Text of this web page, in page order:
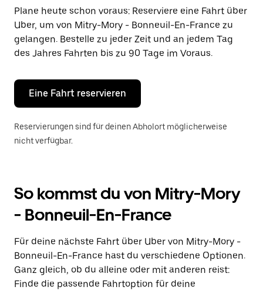
ein
Datum
auszuwählen.
Drücke
die
Escape-
um
den
Kalender
schließen.
Plane heute schon voraus: Reserviere eine Fahrt über
Uber, um von Mitry-Mory - Bonneuil-En-France zu
gelangen. Bestelle zu jeder Zeit und an jedem Tag
des Jahres Fahrten bis zu 90 Tage im Voraus.
Eine Fahrt reservieren
Reservierungen sind für deinen Abholort möglicherweise
nicht verfügbar.
So kommst du von Mitry-Mory
- Bonneuil-En-France
Für deine nächste Fahrt über Uber von Mitry-Mory -
Bonneuil-En-France hast du verschiedene Optionen.
Ganz gleich, ob du alleine oder mit anderen reist:
Finde die passende Fahrtoption für deine